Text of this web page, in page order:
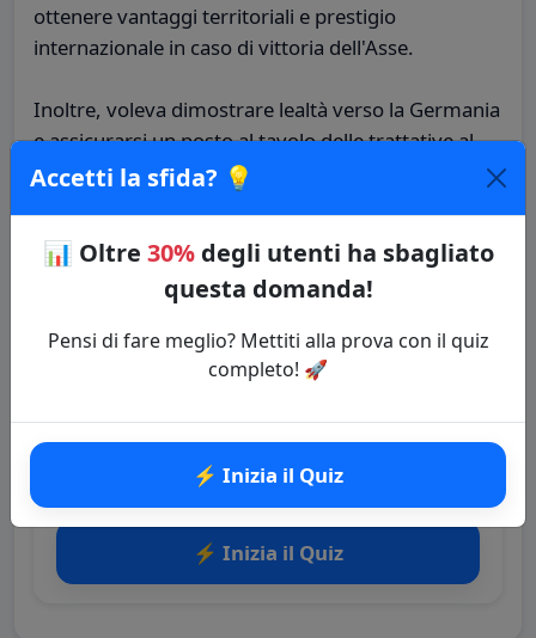
Accetti la sfida? 💡
📊 Oltre 30%degli utenti ha sbagliato
questa domanda!
Pensi di fare meglio? Mettiti alla prova con il quiz
completo! 🚀
⚡ Inizia il Quiz
ottenere vantaggi territoriali e prestigio
internazionale in caso di vittoria dell'Asse.
Inoltre, voleva dimostrare lealtà verso la Germania
e assicurarsi un posto al tavolo delle trattative al
termine del conflitto. Questa decisione segnò
Mondiale.
Vuoi approfondire questo argomento?
🔗 Copia il link della domanda
Quiz: Seconda guerra mondiale
⚡ Inizia il Quiz